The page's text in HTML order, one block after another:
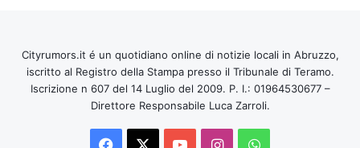
Cityrumors.it é un quotidiano online di notizie locali in Abruzzo,
iscritto al Registro della Stampa presso il Tribunale di Teramo.
Iscrizione n 607 del 14 Luglio del 2009. P. I.: 01964530677 –
Direttore Responsabile Luca Zarroli.